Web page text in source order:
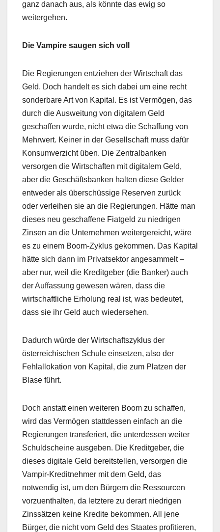
ganz danach aus, als könnte das ewig so
weitergehen.
Die Vampire saugen sich voll
Die Regierungen entziehen der Wirtschaft das
Geld. Doch handelt es sich dabei um eine recht
sonderbare Art von Kapital. Es ist Vermögen, das
durch die Ausweitung von digitalem Geld
geschaffen wurde, nicht etwa die Schaffung von
Mehrwert. Keiner in der Gesellschaft muss dafür
Konsumverzicht üben. Die Zentralbanken
versorgen die Wirtschaften mit digitalem Geld,
aber die Geschäftsbanken halten diese Gelder
entweder als überschüssige Reserven zurück
oder verleihen sie an die Regierungen. Hätte man
dieses neu geschaffene Fiatgeld zu niedrigen
Zinsen an die Unternehmen weitergereicht, wäre
es zu einem Boom-Zyklus gekommen. Das Kapital
hätte sich dann im Privatsektor angesammelt –
aber nur, weil die Kreditgeber (die Banker) auch
der Auffassung gewesen wären, dass die
wirtschaftliche Erholung real ist, was bedeutet,
dass sie ihr Geld auch wiedersehen.
Dadurch würde der Wirtschaftszyklus der
österreichischen Schule einsetzen, also der
Fehlallokation von Kapital, die zum Platzen der
Blase führt.
Doch anstatt einen weiteren Boom zu schaffen,
wird das Vermögen stattdessen einfach an die
Regierungen transferiert, die unterdessen weiter
Schuldscheine ausgeben. Die Kreditgeber, die
dieses digitale Geld bereitstellen, versorgen die
Vampir-Kreditnehmer mit dem Geld, das
notwendig ist, um den Bürgern die Ressourcen
vorzuenthalten, da letztere zu derart niedrigen
Zinssätzen keine Kredite bekommen. All jene
Bürger, die nicht vom Geld des Staates profitieren,